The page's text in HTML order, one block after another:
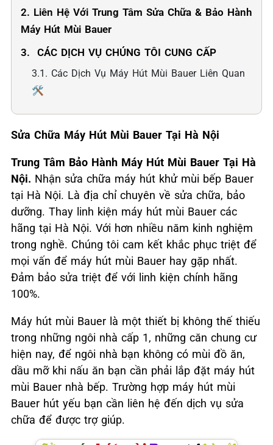
2. Liên Hệ Với Trung Tâm Sửa Chữa & Bảo Hành
Máy Hút Mùi Bauer
3. ️ CÁC DỊCH VỤ CHÚNG TÔI CUNG CẤP
3.1. Các Dịch Vụ Máy Hút Mùi Bauer Liên Quan
🛠️
Sửa Chữa Máy Hút Mùi Bauer Tại Hà Nội
Trung Tâm Bảo Hành Máy Hút Mùi Bauer Tại Hà
Nội. Nhận sửa chữa máy hút khử mùi bếp Bauer
tại Hà Nội. Là địa chỉ chuyên về sửa chữa, bảo
dưỡng. Thay linh kiện máy hút mùi Bauer các
hãng tại Hà Nội. Với hơn nhiều năm kinh nghiệm
trong nghề. Chúng tôi cam kết khắc phục triệt để
mọi vấn để máy hút mùi Bauer hay gặp nhất.
Đảm bảo sửa triệt để với linh kiện chính hãng
100%.
Máy hút mùi Bauer là một thiết bị không thế thiếu
trong những ngôi nhà cấp 1, những căn chung cư
hiện nay, để ngôi nhà bạn không có mùi đồ ăn,
dầu mỡ khi nấu ăn bạn cần phải lắp đặt máy hút
mùi Bauer nhà bếp. Trường hợp máy hút mùi
Bauer hút yếu bạn cần liên hệ đến dịch vụ sửa
chữa để được trợ giúp.